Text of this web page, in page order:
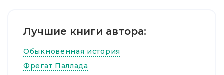
Лучшие книги автора:
Обыкновенная история
Фрегат Паллада